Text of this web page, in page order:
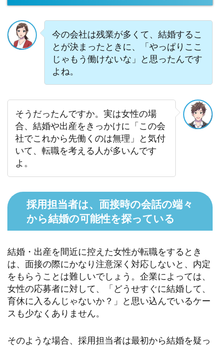
今の会社は残業が多くて、結婚するこ
とが決まったときに、「やっぱりここ
じゃもう働けないな」と思ったんです
よね。
そうだったんですか。実は女性の場
合、結婚や出産をきっかけに「この会
社でこれから先働くのは無理」と気付
いて、転職を考える人が多いんです
よ。
採用担当者は、面接時の会話の端々
から結婚の可能性を探っている
結婚・出産を間近に控えた女性が転職をするとき
は、面接の際にかなり注意深く対応しないと、内定
をもらうことは難しいでしょう。企業によっては、
女性の応募者に対して、「どうせすぐに結婚して、
育休に入るんじゃないか？」と思い込んでいるケー
スも少なくありません。
そのような場合、採用担当者は最初から結婚を疑っ